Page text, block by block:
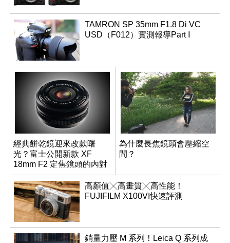
TAMRON SP 35mm F1.8 Di VC
USD（F012）實測報導Part Ⅰ
經典餅乾鏡迎來改款曙
光？富士公開新款 XF
18mm F2 定焦鏡頭的內對
焦專利
為什麼長焦鏡頭會壓縮空
間？
高顏值╳高畫質╳高性能！
FUJIFILM X100VI快速評測
銷量力壓 M 系列！Leica Q 系列成